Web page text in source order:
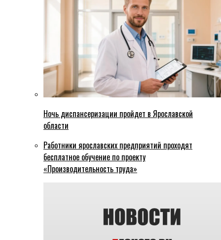
Ночь диспансеризации пройдет в Ярославской
области
Работники ярославских предприятий проходят
бесплатное обучение по проекту
«Производительность труда»